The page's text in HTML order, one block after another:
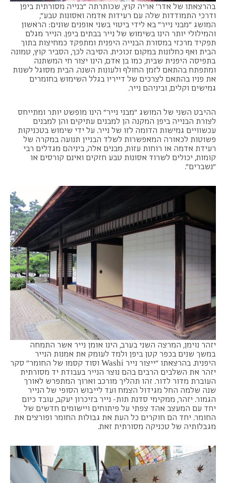
בהרצאתו של אדר' אריה קוץ, שכותרתה "בנייה מסורתית ביפן
ודרכי התמודדות שלה עם רעידות אדמה ואסונות טבע",
המושג "מבני נייר" בא לידי ביטוי בשני אופנים שונים: הראשון
והמילולי יותר הינו בשימוש של נייר בבתים ביפן. הנייר מגלם
תפקיד מרכזי במסורת הבנייה היפנית ומתפקד כמחיצות בתוך
הבית ואף כחלונות במקום זכוכית. הסיבה לכך, הסביר קוץ, טמונה
בתפיסה היפנית שבית, כמו בן אדם, הינו יצור חי המשתנה
ומתפתח בהתאם לזמן החולף ולעונות השנה. הבית מסוגל לשנות
את פניו בהתאם לצרכים של דייריו בגלל השימוש בחומרים
גמישים וקלים, וביניהם נייר.
ההיבט השני של המושג "מבני נייר" הינו מופשט יותר ומתייחס
לצורת הבנייה ביפן המקנה הן למבנים עתיקים והן למבנים
עכשוויים גמישות הדומה לזו של נייר. על ידי שימוש בטכניקות
פשוטות לכאורה המאפשרות לשלד הבניין תנועה במקרה של
רעידת אדמה או רוחות עזות, מבנים אלה, ביניהם מגדלים רבי
קומות, יכולים לשרוד אסונות טבע חזקים ואינם קורסים או
"נשברים".
יזהר נוימן, המרצה השני בערב, הינו אומן נייר אשר התמחה
במשך שנים בכפר קטן ביפן ולמד לעומק את אמנות הנייר
היפנית. בהרצאתו "ייצור נייר Washi וסוד קסמו של החומר" סקר
יזהר את השלבים הרבים בהם נוצר הנייר בעבודת יד מסורתית
העוברת מדור לדור. זהו תהליך מורכב וארוך המתפרש לאורך
שנה שלמה החל מגידול הצמח ועד לייבוש הסופי של הנייר
הגמור. יזהר, ממקימי סדנת תות- נייר בזיכרון יעקב, עובד כיום
יחד עם המעצב אהד צפתי על פיתוחים ויישומים חדשים של
החומר. יחד הם חוקרים כל העת את גבולות החומר ופורצים את
מגבלותיה של טכניקה מסורתית זאת.